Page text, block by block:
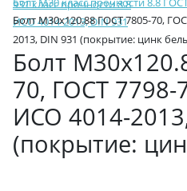
931 класс прочности 8.8
ИСО 4014-2013, DIN 931
Болт М30х120.88 ГОСТ 7805-70,
2013, DIN 931 (покрытие: цинк
Болт
70, ГОСТ 7798-
ИСО 4014-
(покрытие: